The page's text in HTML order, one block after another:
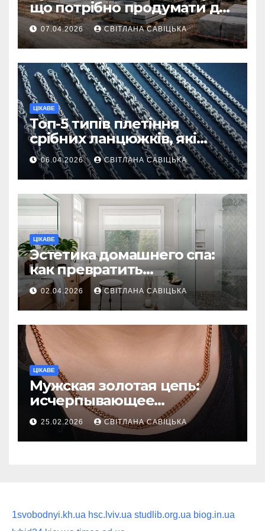
що потрібно продумати до
першої доставки на
ділянку
07.04.2026 СВІТЛАНА САВІЦЬКА
ЦІКАВЕ
Топ-5 типів плетіння
срібних ланцюжків, які
вважаються
найнадійнішими
06.04.2026 СВІТЛАНА САВІЦЬКА
ЦІКАВЕ
Эстетика домашнего спа:
как превратить
ежедневную гигиену в
восстанавливающий
ритуал
02.04.2026 СВІТЛАНА САВІЦЬКА
ЦІКАВЕ
Мужская золотая цепь:
исчерпывающее
руководство по выбору
статусного украшения
25.02.2026 СВІТЛАНА САВІЦЬКА
1svobodnyi.kh.ua hsc.lviv.ua studlib.org.ua biog.in.ua